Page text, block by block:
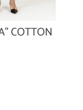
COTTON